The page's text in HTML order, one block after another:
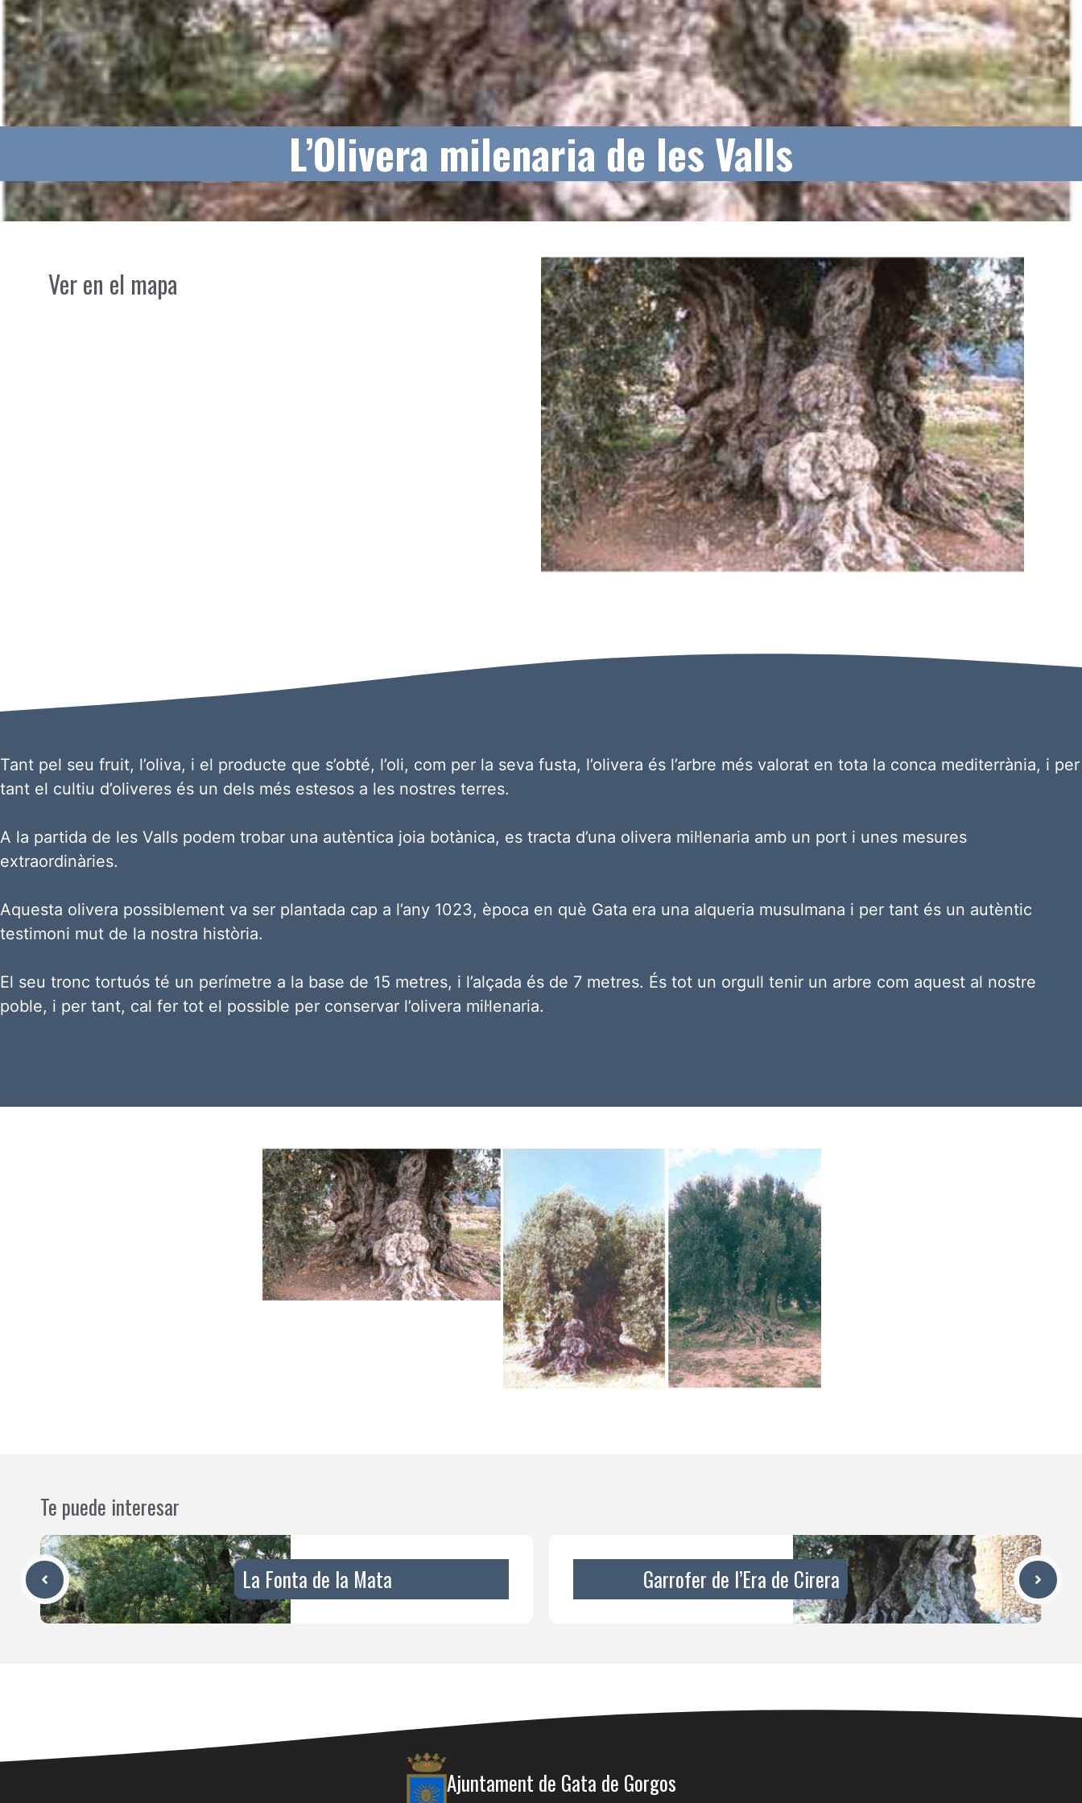
L’Olivera milenaria de les Valls
Ver en el mapa
Tant pel seu fruit, l’oliva, i el producte que s’obté, l’oli, com per la seva fusta, l’olivera és l’arbre més valorat en tota la conca mediterrània, i per
tant el cultiu d’oliveres és un dels més estesos a les nostres terres.
A la partida de les Valls podem trobar una autèntica joia botànica, es tracta d’una olivera mil·lenaria amb un port i unes mesures
extraordinàries.
Aquesta olivera possiblement va ser plantada cap a l’any 1023, època en què Gata era una alqueria musulmana i per tant és un autèntic
testimoni mut de la nostra història.
El seu tronc tortuós té un perímetre a la base de 15 metres, i l’alçada és de 7 metres. És tot un orgull tenir un arbre com aquest al nostre
poble, i per tant, cal fer tot el possible per conservar l’olivera mil·lenaria.
Te puede interesar
La Fonta de la Mata Garrofer de l’Era de Cirera
Ajuntament de Gata de Gorgos